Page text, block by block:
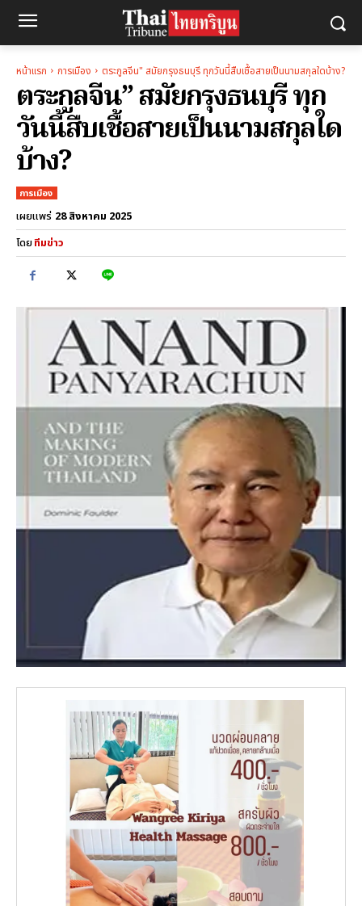
หน้าแรก การเมือง ตระกูลจีน" สมัยกรุงธนบุรี ทุกวันนี้สืบเชื้อสายเป็นนามสกุลใดบ้าง?
ตระกูลจีน” สมัยกรุงธนบุรี ทุก
วันนี้สืบเชื้อสายเป็นนามสกุลใด
บ้าง?
การเมือง
เผยแพร่ 28 สิงหาคม 2025
โดยทีมข่าว